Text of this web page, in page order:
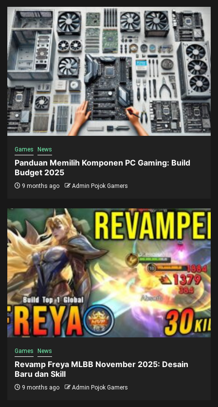
Games News
Panduan Memilih Komponen PC Gaming: Build
Budget 2025
9 months ago Admin Pojok Gamers
Games News
Revamp Freya MLBB November 2025: Desain
Baru dan Skill
9 months ago Admin Pojok Gamers